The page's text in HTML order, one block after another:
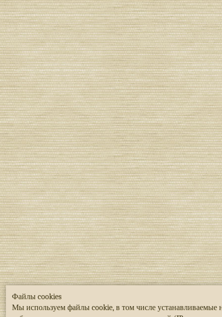
Файлы cookies
Мы используем файлы cookie, в том числе устанавливаемые